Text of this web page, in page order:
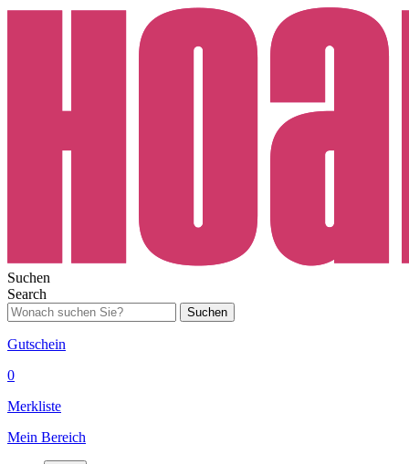
Suchen
Search
Suchen
Gutschein
0
Merkliste
Mein Bereich